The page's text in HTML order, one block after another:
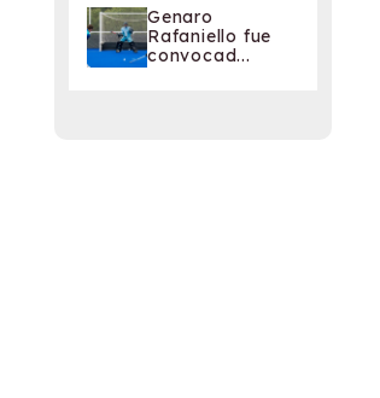
Genaro
Rafaniello fue
convocad...